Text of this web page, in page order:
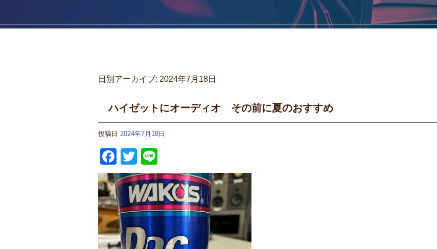
日別アーカイブ: 2024年7月18日
ハイゼットにオーディオ その前に夏のおすすめ
投稿日 2024年7月18日
Facebook
Twitter